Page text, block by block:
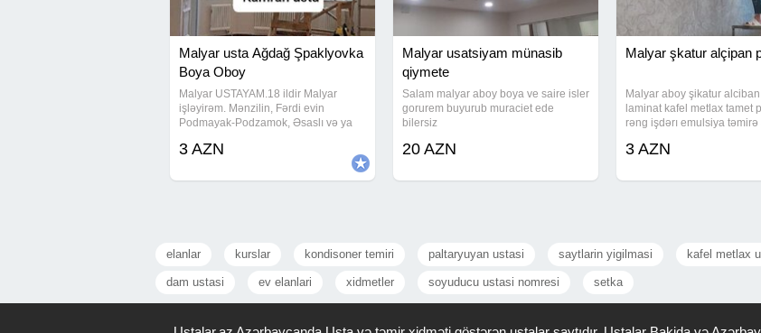
Malyar usta Ağdağ Şpaklyovka
Boya Oboy
Malyar USTAYAM.18 ildir Malyar
işləyirəm. Mənzilin, Fərdi evin
Podmayak-Podzamok, Əsaslı və ya
lazerlə 90 dərəcə, Ağdag suvagi,
Podokonnik.Oboy,
3 AZN
Malyar usatsiyam münasib
qiymete
Salam malyar aboy boya ve saire isler
gorurem buyurub muraciet ede
bilersiz
20 AZN
Malyar şkatur alçipan
Malyar aboy şikatur alciban
laminat kafel metlax tamet
rəng işdərı emulsiya
razılaşmaya usdayam
3 AZN
elanlar kurslar kondisoner temiri paltaryuyan ustasi saytlarin yigilmasi kafel metlax
dam ustasi ev elanlari xidmetler soyuducu ustasi nomresi setka